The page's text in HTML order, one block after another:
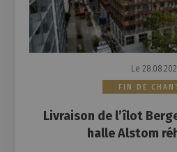
Le
FIN DE
Livraison de l’îlot
halle Alstom